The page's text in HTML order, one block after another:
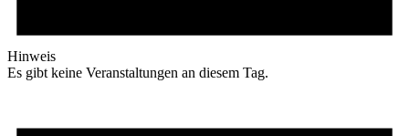
Hinweis
Es gibt keine Veranstaltungen an diesem Tag.